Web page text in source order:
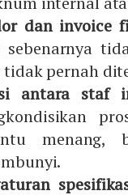
dan invoice
sebenarnya
tidak pernah
antara staf
menang,